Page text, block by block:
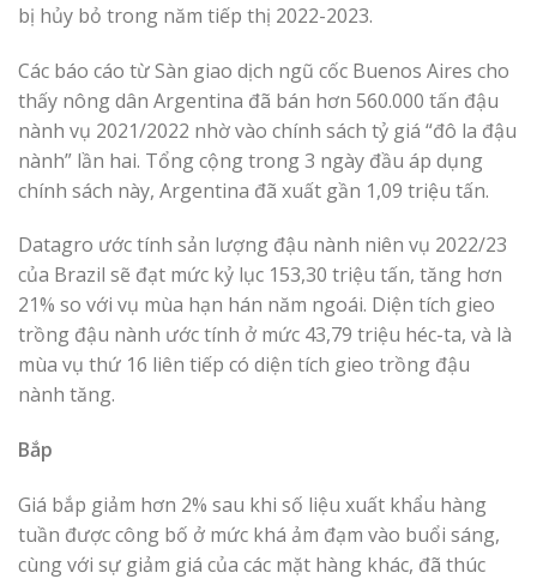
bị hủy bỏ trong năm tiếp thị 2022-2023.
Các báo cáo từ Sàn giao dịch ngũ cốc Buenos Aires cho
thấy nông dân Argentina đã bán hơn 560.000 tấn đậu
nành vụ 2021/2022 nhờ vào chính sách tỷ giá “đô la đậu
nành” lần hai. Tổng cộng trong 3 ngày đầu áp dụng
chính sách này, Argentina đã xuất gần 1,09 triệu tấn.
Datagro ước tính sản lượng đậu nành niên vụ 2022/23
của Brazil sẽ đạt mức kỷ lục 153,30 triệu tấn, tăng hơn
21% so với vụ mùa hạn hán năm ngoái. Diện tích gieo
trồng đậu nành ước tính ở mức 43,79 triệu héc-ta, và là
mùa vụ thứ 16 liên tiếp có diện tích gieo trồng đậu
nành tăng.
Bắp
Giá bắp giảm hơn 2% sau khi số liệu xuất khẩu hàng
tuần được công bố ở mức khá ảm đạm vào buổi sáng,
cùng với sự giảm giá của các mặt hàng khác, đã thúc